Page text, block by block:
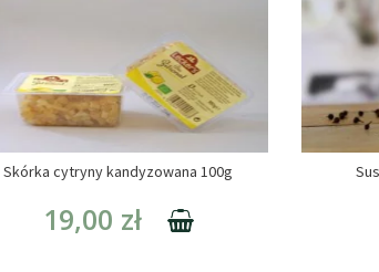
Skórka cytryny kandyzowana 100g
19,00 zł